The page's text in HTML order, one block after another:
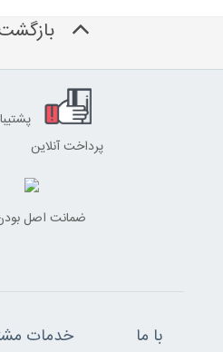
بازگشت
پشتیبانی
پرداخت آنلاین
ضمانت اصل بودن
خدمات با ما